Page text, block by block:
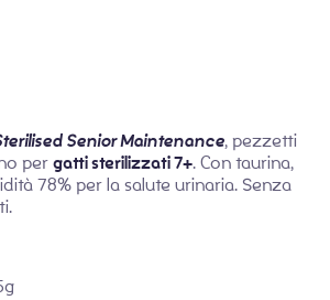
Senior Maintenance, pezzetti
pergatti sterilizzati 7+. Con taurina,
78% per la salute urinaria. Senza